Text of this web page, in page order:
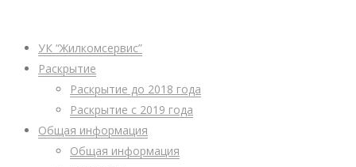
УК “Жилкомсервис”
Раскрытие
Раскрытие до 2018 года
Раскрытие с 2019 года
Общая информация
Общая информация